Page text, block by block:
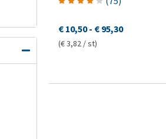
€ 10,50- € 95,30
(€ 3,82 / st)